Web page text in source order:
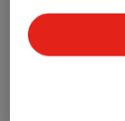
Alle Buggy's
Hoe controleren wij de